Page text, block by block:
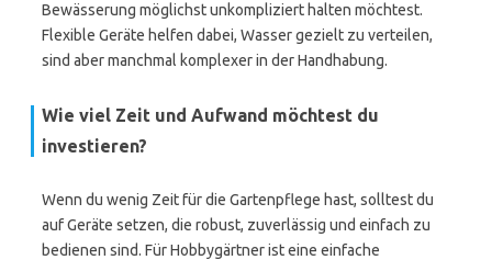
Bewässerung möglichst unkompliziert halten möchtest.
Flexible Geräte helfen dabei, Wasser gezielt zu verteilen,
sind aber manchmal komplexer in der Handhabung.
Wie viel Zeit und Aufwand möchtest du
investieren?
Wenn du wenig Zeit für die Gartenpflege hast, solltest du
auf Geräte setzen, die robust, zuverlässig und einfach zu
bedienen sind. Für Hobbygärtner ist eine einfache